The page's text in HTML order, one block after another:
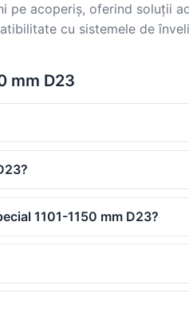
acoperiș, oferind soluții
cu sistemele de
mm D23
1101-1150 mm D23?